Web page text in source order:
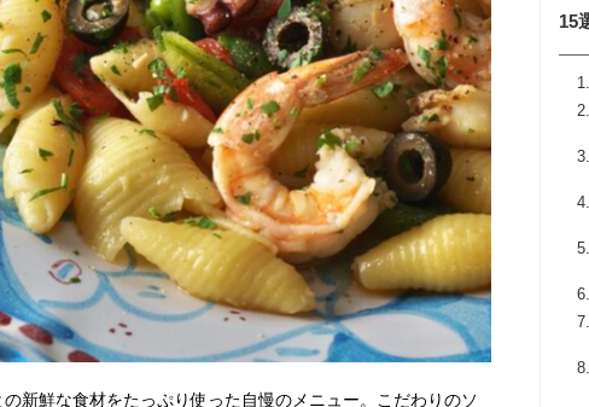
15
新鮮な食材をたっぷり使った自慢のメニュー。こだわりのソ